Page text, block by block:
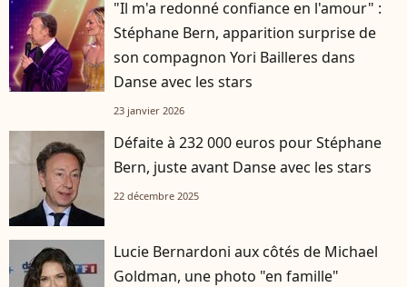
"Il m'a redonné confiance en l'amour" :
Stéphane Bern, apparition surprise de
son compagnon Yori Bailleres dans
Danse avec les stars
23 janvier 2026
Défaite à 232 000 euros pour Stéphane
Bern, juste avant Danse avec les stars
22 décembre 2025
Lucie Bernardoni aux côtés de Michael
Goldman, une photo "en famille"